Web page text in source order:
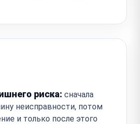
риска: сначала
неисправности, потом
и только после этого